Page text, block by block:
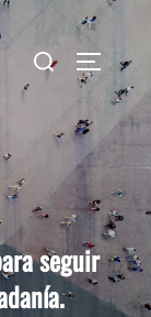
Buscar:
seguir